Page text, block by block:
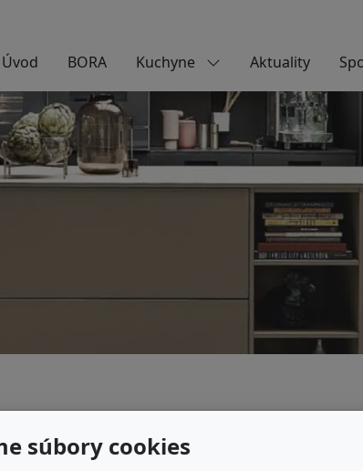
Úvod BORA Kuchyne Aktuality
súbory cookies